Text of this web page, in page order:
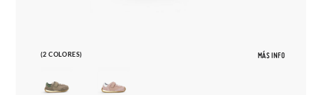
(2 COLORES) MÁS INFO